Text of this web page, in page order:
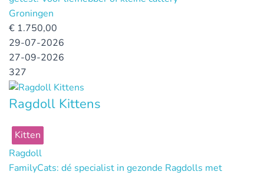
Groningen
€ 1.750,00
29-07-2026
27-09-2026
327
Ragdoll Kittens
Kitten
Ragdoll
FamilyCats: dé specialist in gezonde Ragdolls met